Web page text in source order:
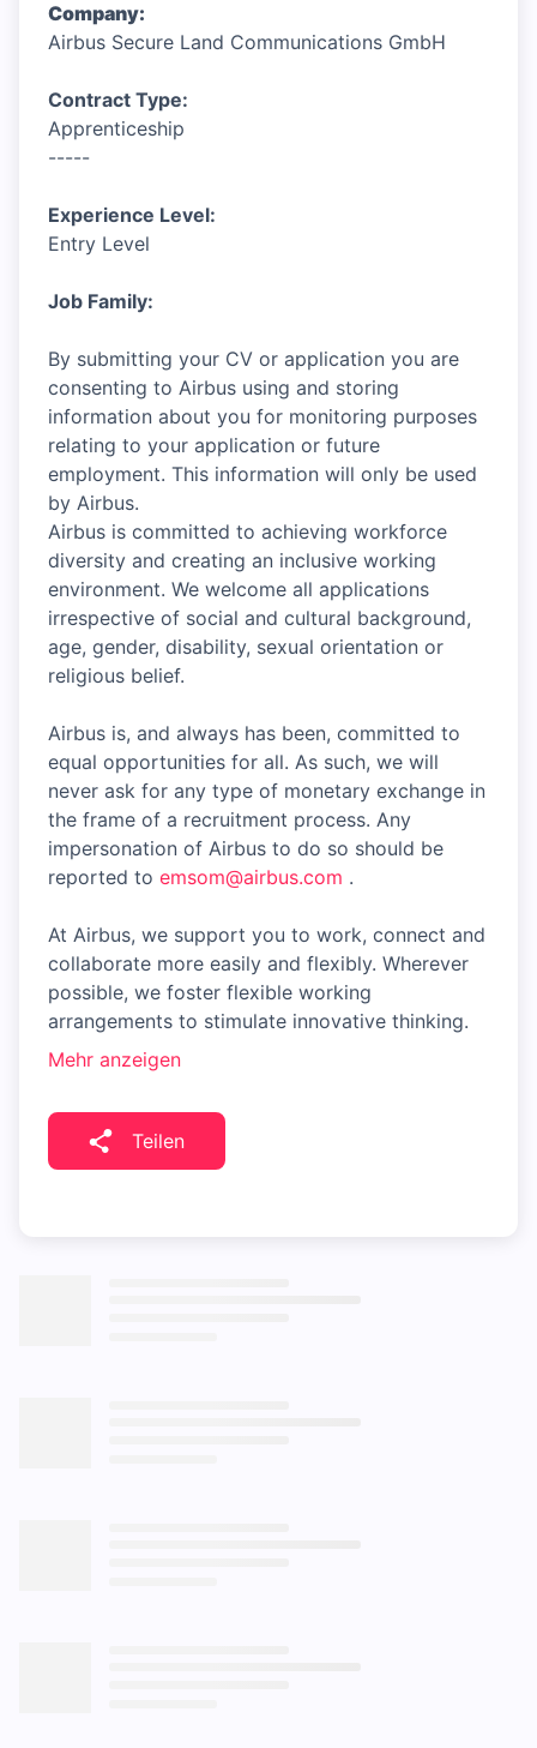
Company:
Airbus Secure Land Communications GmbH
Contract Type:
Apprenticeship
-----
Experience Level:
Entry Level
Job Family:
By submitting your CV or application you are
consenting to Airbus using and storing
information about you for monitoring purposes
relating to your application or future
employment. This information will only be used
by Airbus.
Airbus is committed to achieving workforce
diversity and creating an inclusive working
environment. We welcome all applications
irrespective of social and cultural background,
age, gender, disability, sexual orientation or
religious belief.
Airbus is, and always has been, committed to
equal opportunities for all. As such, we will
never ask for any type of monetary exchange in
the frame of a recruitment process. Any
impersonation of Airbus to do so should be
reported to emsom@airbus.com .
At Airbus, we support you to work, connect and
collaborate more easily and flexibly. Wherever
possible, we foster flexible working
arrangements to stimulate innovative thinking.
Mehr anzeigen
Teilen